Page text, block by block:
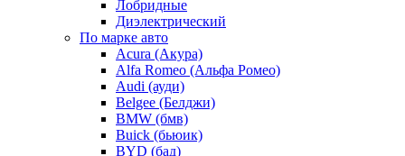
Лобридные
Диэлектрический
По марке авто
Acura (Акура)
Alfa Romeo (Альфа Ромео)
Audi (ауди)
Belgee (Белджи)
BMW (бмв)
Buick (бьюик)
BYD (бад)